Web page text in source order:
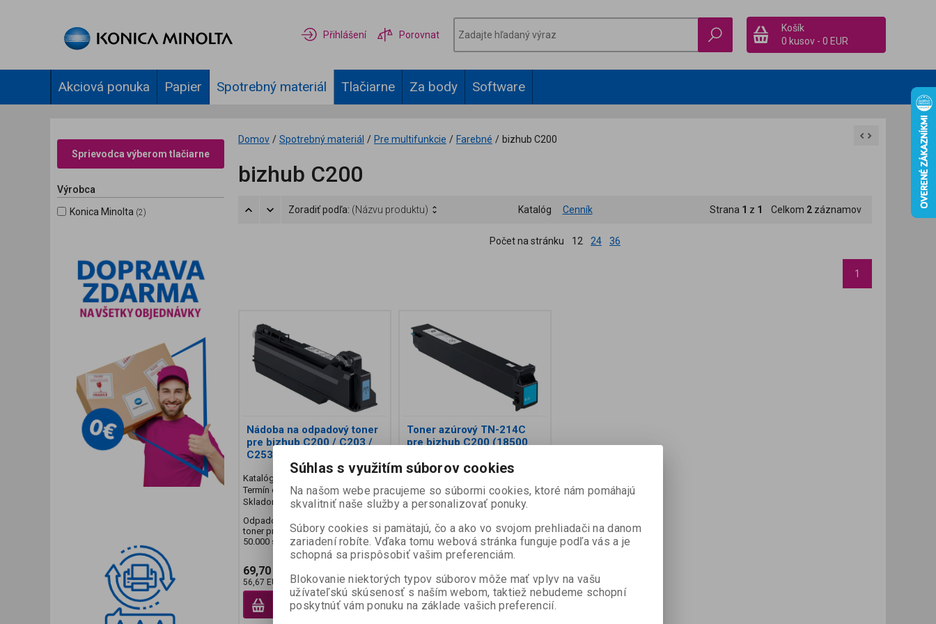
Přihlášení Porovnat
Košík
0 kusov - 0 EUR
Akciová ponuka Papier Spotrebný materiál Tlačiarne Za body Software
Sprievodca výberom tlačiarne
Výrobca
Konica Minolta (2)
Domov / Spotrebný materiál / Pre multifunkcie / Farebné / bizhub C200
bizhub C200
Zoradiť podľa: (Názvu produktu) Katalóg Cenník Strana 1 z 1 Celkom 2 záznamov
Počet na stránku 12 24 36
1
Nádoba na odpadový toner
pre bizhub C200 / C203 /
C253 / C353
Katalógové číslo:
Termín dodania (dni):2
Skladom:
10 ks
Odpadová nádoba na zvyškový
toner pre bizhub C200, na cca
50.000 strán
69,70 EUR
56,67 EUR (Vaša cena bez DPH:)
Pridať do košíka
Toner azúrový TN-214C
pre bizhub C200 (18500
Termín dodania (dni): 14
Skladom:0 ks
Minolta TN214C pre bizhub C200.
Balenie obsahuje 1 zásobník na
cca 18 500 strán (p...
82 EUR (Vaša cena bez DPH:)
Pridať do košíka
Súhlas s využitím súborov cookies
Na našom webe pracujeme so súbormi cookies, ktoré nám pomáhajú
skvalitniť naše služby a personalizovať ponuky.
Súbory cookies si pamätajú, čo a ako vo svojom prehliadači na danom
zariadení robíte. Vďaka tomu webová stránka funguje podľa vás a je
schopná sa prispôsobiť vašim preferenciám.
Blokovanie niektorých typov súborov môže mať vplyv na vašu
užívateľskú skúsenosť s naším webom, taktiež nebudeme schopní
poskytnúť vám ponuku na základe vašich preferencií.